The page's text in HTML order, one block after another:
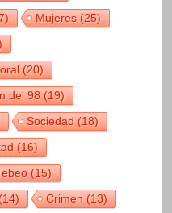
Mujeres(25)
(20)
del 98(19)
Sociedad(18)
(16)
(15)
Crimen(13)